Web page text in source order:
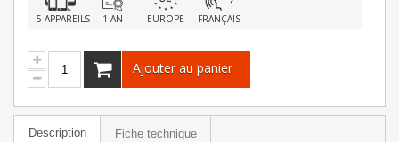
5 APPAREILS 1 AN EUROPE FRANÇAIS
Ajouter au panier
Description Fiche technique